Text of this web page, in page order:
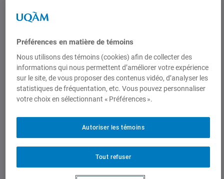
hémisphérique1. Il s’agissait
la menace pour le continent américain
en tenant compte des nouvelles
conjonctures internationales et
régionales. À l’issue du Sommet de
Santiago de 1998, la Commission sur la
de l’Organisation des États américains
(OEA) s’est ainsi vue confier le mandat
relativement large : (Suite dans le
Préférences en matière de témoins
Nous utilisons des témoins (cookies) afin de collecter des
informations qui nous permettent d’améliorer votre expérience
sur le site, de vous proposer des contenus vidéo, d’analyser les
statistiques de fréquentation, etc. Vous pouvez personnaliser
votre choix en sélectionnant « Préférences ».
Tout refuser
Autoriser les témoins